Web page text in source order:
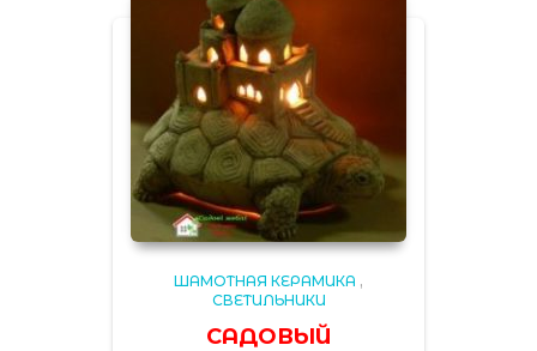
ШАМОТНАЯ КЕРАМИКА ,
СВЕТИЛЬНИКИ
САДОВЫЙ